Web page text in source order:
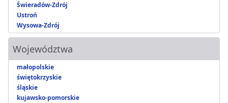
Świeradów-Zdrój
Ustroń
Wysowa-Zdrój
Województwa
małopolskie
świętokrzyskie
śląskie
kujawsko-pomorskie